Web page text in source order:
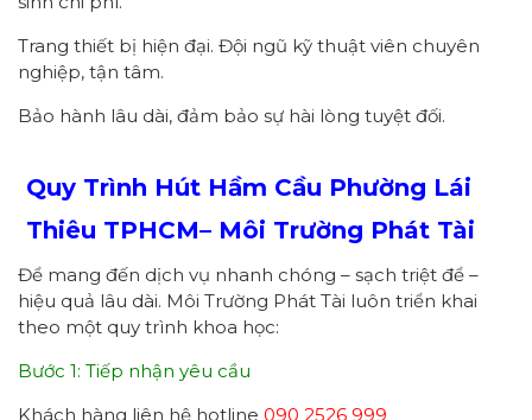
Trang thiết bị hiện đại. Đội ngũ kỹ thuật viên chuyên
nghiệp, tận tâm.
Bảo hành lâu dài, đảm bảo sự hài lòng tuyệt đối.
Quy Trình Hút Hầm Cầu Phường Lái
Thiêu TPHCM– Môi Trường Phát Tài
Để mang đến dịch vụ nhanh chóng – sạch triệt để –
hiệu quả lâu dài. Môi Trường Phát Tài luôn triển khai
theo một quy trình khoa học:
Bước 1: Tiếp nhận yêu cầu
Khách hàng liên hệ hotline 090 2526 999